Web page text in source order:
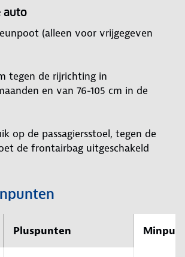
auto
(alleen voor vrijgegeven
tegen de rijrichting in
en van 76-105 cm in de
op de passagiersstoel, tegen de
de frontairbag uitgeschakeld
Pluspunten